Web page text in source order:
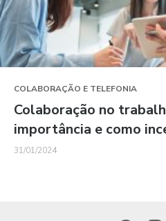
COLABORAÇÃO E TELEFONIA
Colaboração no
importância e como
31/01/2024